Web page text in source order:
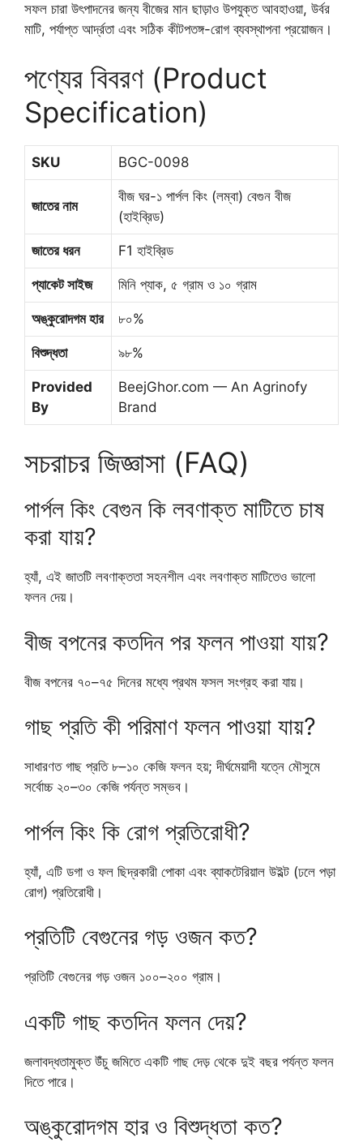
সফল চারা উৎপাদনের জন্য বীজের মান ছাড়াও উপযুক্ত আবহাওয়া, উর্বর
মাটি, পর্যাপ্ত আর্দ্রতা এবং সঠিক কীটপতঙ্গ-রোগ ব্যবস্থাপনা প্রয়োজন।
পণ্যের বিবরণ (Product
Specification)
SKU BGC-0098
জাতের নাম
বীজ ঘর-১ পার্পল কিং (লম্বা) বেগুন বীজ
(হাইব্রিড)
জাতের ধরন F1 হাইব্রিড
প্যাকেট সাইজ মিনি প্যাক, ৫ গ্রাম ও ১০ গ্রাম
অঙ্কুরোদগম হার ৮০%
বিশুদ্ধতা ৯৮%
Provided
By
BeejGhor.com — An Agrinofy
Brand
সচরাচর জিজ্ঞাসা (FAQ)
পার্পল কিং বেগুন কি লবণাক্ত মাটিতে চাষ
করা যায়?
হ্যাঁ, এই জাতটি লবণাক্ততা সহনশীল এবং লবণাক্ত মাটিতেও ভালো
ফলন দেয়।
বীজ বপনের কতদিন পর ফলন পাওয়া যায়?
বীজ বপনের ৭০–৭৫ দিনের মধ্যে প্রথম ফসল সংগ্রহ করা যায়।
গাছ প্রতি কী পরিমাণ ফলন পাওয়া যায়?
সাধারণত গাছ প্রতি ৮–১০ কেজি ফলন হয়; দীর্ঘমেয়াদী যত্নে মৌসুমে
সর্বোচ্চ ২০–৩০ কেজি পর্যন্ত সম্ভব।
পার্পল কিং কি রোগ প্রতিরোধী?
হ্যাঁ, এটি ডগা ও ফল ছিদ্রকারী পোকা এবং ব্যাকটেরিয়াল উইল্ট (ঢলে পড়া
রোগ) প্রতিরোধী।
প্রতিটি বেগুনের গড় ওজন কত?
প্রতিটি বেগুনের গড় ওজন ১০০–২০০ গ্রাম।
একটি গাছ কতদিন ফলন দেয়?
জলাবদ্ধতামুক্ত উঁচু জমিতে একটি গাছ দেড় থেকে দুই বছর পর্যন্ত ফলন
দিতে পারে।
অঙ্কুরোদগম হার ও বিশুদ্ধতা কত?